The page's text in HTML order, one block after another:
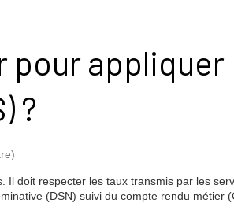
pour appliquer
?
Il doit respecter les taux transmis par les
(DSN) suivi du compte rendu métier